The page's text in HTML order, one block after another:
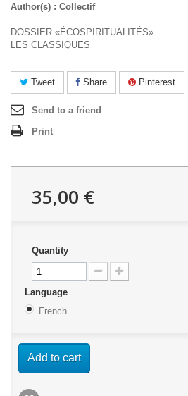
Author(s) : Collectif
DOSSIER «ÉCOSPIRITUALITÉS»
LES CLASSIQUES
Tweet Share Pinterest
Send to a friend
Print
35,00 €
Quantity
Language
French
Add to cart